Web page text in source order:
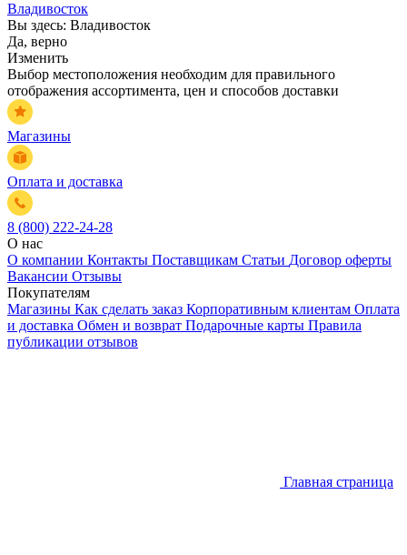
Владивосток
Вы здесь: Владивосток
Да, верно
Изменить
Выбор местоположения необходим для правильного
отображения ассортимента, цен и способов доставки
Магазины
Оплата и доставка
8 (800) 222-24-28
О нас
О компании Контакты Поставщикам Статьи Договор оферты
Вакансии Отзывы
Покупателям
Магазины Как сделать заказ Корпоративным клиентам Оплата
и доставка Обмен и возврат Подарочные карты Правила
публикации отзывов
Главная страница